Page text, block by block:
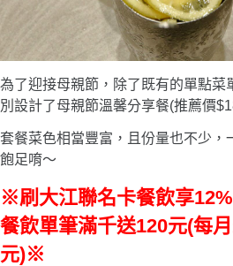
為了迎接母親節，除了既有的單點菜
別設計了母親節溫馨分享餐(推薦價
套餐菜色相當豐富，且份量也不少，
飽足唷〜
※刷大江聯名卡餐飲享
餐飲單筆滿千送120元(每
元)※